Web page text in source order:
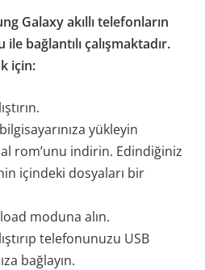
Galaxy akıllı telefonların
bağlantılı çalışmaktadır.
için:
bilgisayarınıza yükleyin
rom’unu indirin. Edindiğiniz
içindeki dosyaları bir
moduna alın.
telefonunuzu USB
bağlayın.